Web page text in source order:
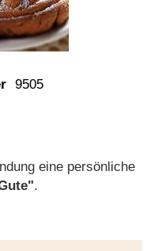
9505
eine persönliche
.